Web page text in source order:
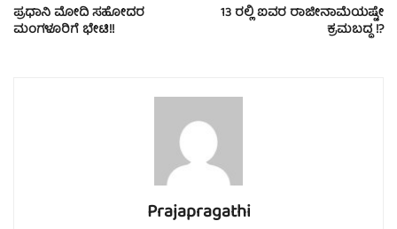
ಪ್ರಧಾನಿ ಮೋದಿ ಸಹೋದರ
ಮಂಗಳೂರಿಗೆ ಭೇಟಿ!!
13 ರಲ್ಲಿ ಐವರ ರಾಜೀನಾಮೆಯಷ್ಟೇ
ಕ್ರಮಬದ್ಧ !?
Prajapragathi